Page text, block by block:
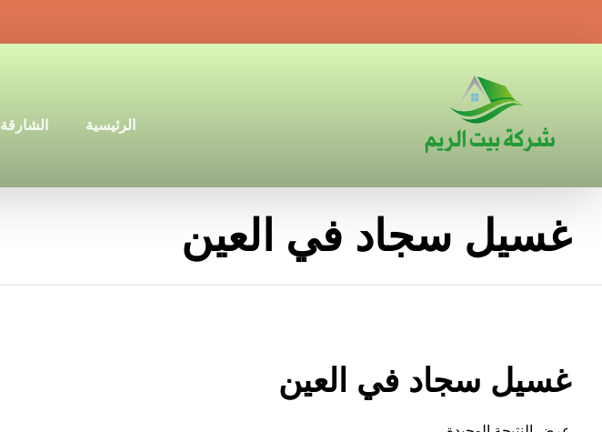
الرئيسية الشارقة
غسيل سجاد في العين
غسيل سجاد في العين